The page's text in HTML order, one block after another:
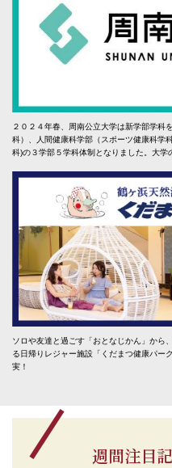
２０２４年春、周南公立大学は新学部学科
科）、人間健康科学部（スポーツ健康科学
科)の３学部５学科体制となりました。大学
ソロや友達と過ごす「おとなじかん」から
る日帰りレジャー施設「くだまつ健康パー
実！
週間注目